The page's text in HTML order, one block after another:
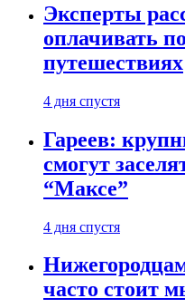
Эксперты
оплачивать
путешествиях
4 дня спустя
Гареев:
смогут
“Максе”
4 дня спустя
часто стоит